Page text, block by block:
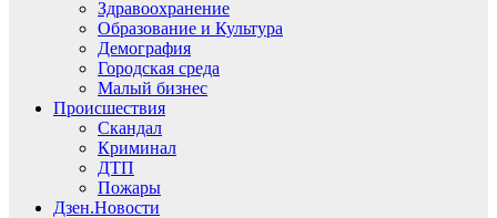
Здравоохранение
Образование и Культура
Демография
Городская среда
Малый бизнес
Происшествия
Скандал
Криминал
ДТП
Пожары
Дзен.Новости